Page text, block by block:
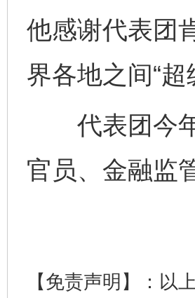
他感谢代表团
界各地之间“
代表团今年
官员、金融监
【免责声明】：以
完善运行机制助力责任有效落实